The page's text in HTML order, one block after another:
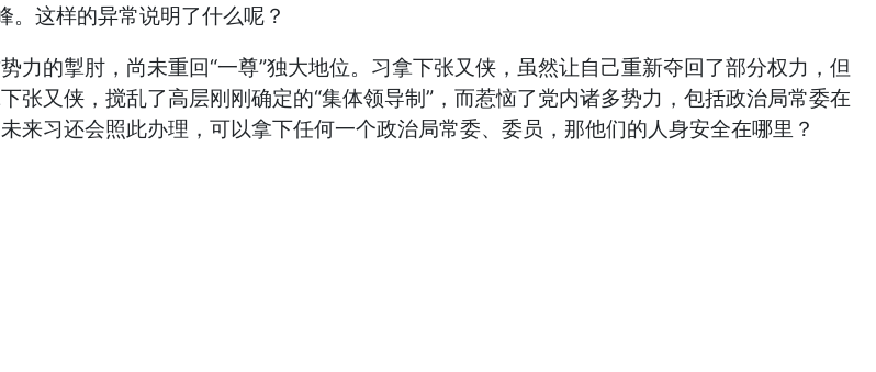
这样的异常说明了什么呢？
的掣肘，尚未重回“一尊”独大地位。习拿下张又侠，虽然让自己重新夺回了部分权力，但
又侠，搅乱了高层刚刚确定的“集体领导制”，而惹恼了党内诸多势力，包括政治局常委在
来习还会照此办理，可以拿下任何一个政治局常委、委员，那他们的人身安全在哪里？